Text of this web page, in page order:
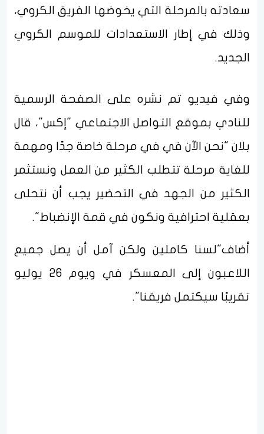
سعادته بالمرحلة التي يخوضها الفريق الكروي،
وذلك في إطار الاستعدادات للموسم الكروي
الجديد.
وفي فيديو تم نشره على الصفحة الرسمية
للنادي بموقع التواصل الاجتماعي "إكس"، قال
بلان "نحن الآن في في مرحلة خاصة جدًا ومهمة
للغاية مرحلة تتطلب الكثير من العمل ونستثمر
الكثير من الجهد في التحضير يجب أن نتحلى
بعقلية احترافية ونكون في قمة الإنضباط".
أضاف"لسنا كاملين ولكن آمل أن يصل جميع
اللاعبون إلى المعسكر في ويوم 26 يوليو
تقريبًا سيكتمل فريقنا".